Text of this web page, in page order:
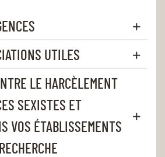
UTILES
LE HARCÈLEMENT
SEXISTES ET
VOS ÉTABLISSEMENTS